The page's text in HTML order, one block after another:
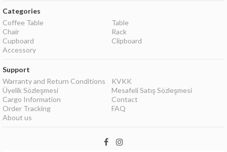
Categories
Coffee Table
Table
Chair
Rack
Cupboard
Clipboard
Accessory
Support
Warranty and Return Conditions
KVKK
Üyelik Sözleşmesi
Mesafeli Satış Sözleşmesi
Cargo Information
Contact
Order Tracking
FAQ
About us